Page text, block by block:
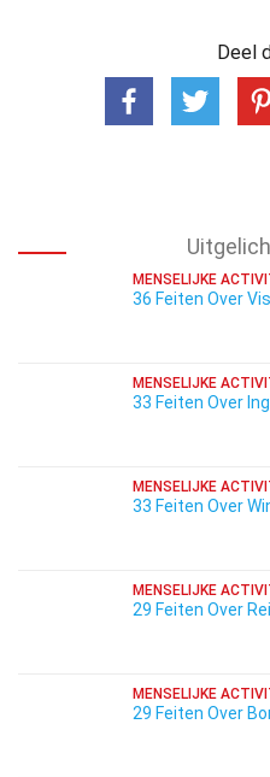
Deel
MENSELIJKE
36 Feiten Over
MENSELIJKE
33 Feiten Over
MENSELIJKE
33 Feiten Over
MENSELIJKE
29 Feiten Over
MENSELIJKE
29 Feiten Over